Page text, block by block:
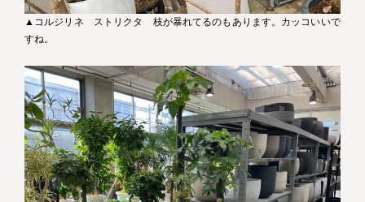
▲コルジリネ ストリクタ 枝が暴れてるのもあります。カッコいいで
すね。